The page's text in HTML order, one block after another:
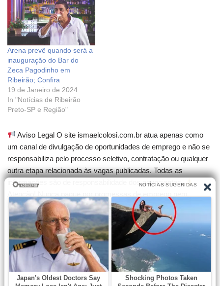
Arena prevê quando será a
inauguração do Bar do
Zeca Pagodinho em
Ribeirão; Confira
19 de Janeiro de 2024
In "Notícias de Ribeirão
Preto-SP e Região"
Aviso Legal O site ismaelcolosi.com.br atua apenas como
um canal de divulgação de oportunidades de emprego e não se
responsabiliza pelo processo seletivo, contratação ou qualquer
outra etapa relacionada às vagas publicadas. Todas as
informações são de responsabilidade dos anunciantes.
compre cursos que garantam contratação. Desconfie de
qualquer cobrança para participar de seleções.